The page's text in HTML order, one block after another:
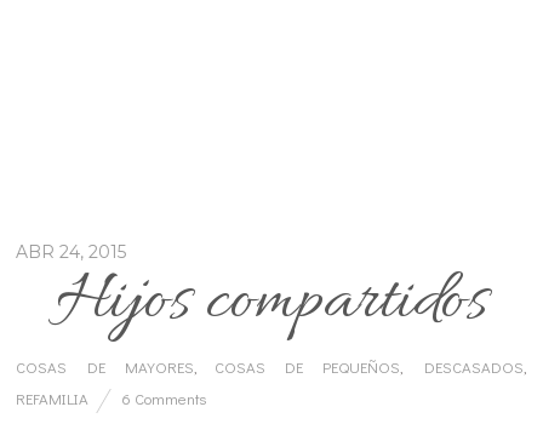
ABR 24, 2015
Hijos compartidos
COSAS DE MAYORES COSAS DE PEQUEÑOS DESCASADOS
REFAMILIA
6 Comments